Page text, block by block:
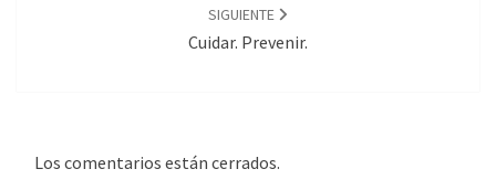
SIGUIENTE
Cuidar. Prevenir.
Los comentarios están cerrados.